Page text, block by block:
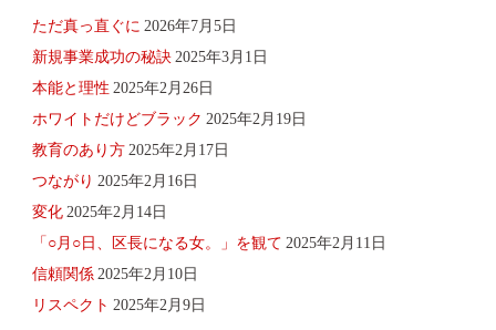
ただ真っ直ぐに 2026年7月5日
新規事業成功の秘訣 2025年3月1日
本能と理性 2025年2月26日
ホワイトだけどブラック 2025年2月19日
教育のあり方 2025年2月17日
つながり 2025年2月16日
変化 2025年2月14日
「○月○日、区長になる女。」を観て 2025年2月11日
信頼関係 2025年2月10日
リスペクト 2025年2月9日